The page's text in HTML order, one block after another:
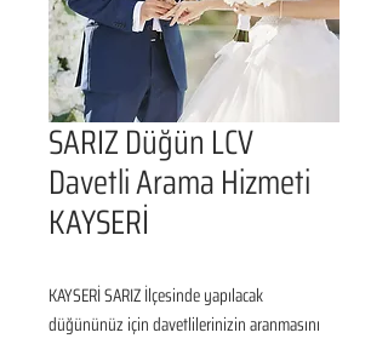
SARIZ Düğün LCV
Davetli Arama Hizmeti
KAYSERİ
KAYSERİ SARIZ İlçesinde yapılacak
düğününüz için davetlilerinizin aranmasını